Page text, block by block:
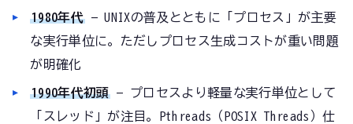
1980年代— UNIXの普及とともに「プロセス」が主要
な実行単位に。ただしプロセス生成コストが重い問題
が明確化
1990年代初頭 — プロセスより軽量な実行単位として
「スレッド」が注目。Pthreads（POSIX Threads）仕